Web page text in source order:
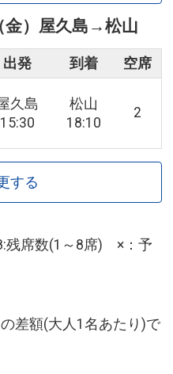
） 屋久島 →松山
出発 到着 空席
久島
15:30
松山
18:10
2
する
残席数(1～8席) ×：予
差額(大人1名あたり)で